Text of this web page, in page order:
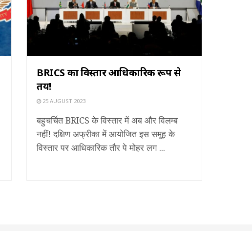
BRICS का विस्तार आधिकारिक रूप से
तय!
25 AUGUST 2023
बहुचर्चित BRICS के विस्तार में अब और विलम्ब
नहीं! दक्षिण अफ्रीका में आयोजित इस समूह के
विस्तार पर आधिकारिक तौर पे मोहर लग ...